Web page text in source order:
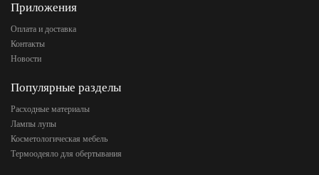
Приложения
Оплата и доставка
Контакты
Новости
Популярные разделы
Расходные материалы
Лампы лупы
Косметологическая мебель
Термоодеяло для обертывания